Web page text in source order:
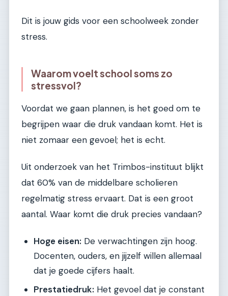
Dit is jouw gids voor een schoolweek zonder
stress.
Waarom voelt school soms zo
stressvol?
Voordat we gaan plannen, is het goed om te
begrijpen waar die druk vandaan komt. Het is
niet zomaar een gevoel; het is echt.
Uit onderzoek van het Trimbos-instituut blijkt
dat 60% van de middelbare scholieren
regelmatig stress ervaart. Dat is een groot
aantal. Waar komt die druk precies vandaan?
Hoge eisen: De verwachtingen zijn hoog.
Docenten, ouders, en jijzelf willen allemaal
dat je goede cijfers haalt.
Prestatiedruk: Het gevoel dat je constant